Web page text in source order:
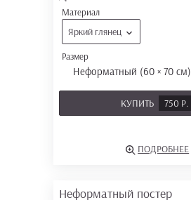
Материал
Яркий глянец
Размер
Неформатный (60 × 70 см)
КУПИТЬ 750 Р.
ПОДРОБНЕЕ
Неформатный постер